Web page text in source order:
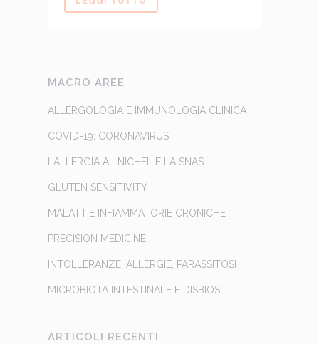
MACRO AREE
ALLERGOLOGIA E IMMUNOLOGIA CLINICA
COVID-19: CORONAVIRUS
L’ALLERGIA AL NICHEL E LA SNAS
GLUTEN SENSITIVITY
MALATTIE INFIAMMATORIE CRONICHE
PRECISION MEDICINE
INTOLLERANZE, ALLERGIE, PARASSITOSI
MICROBIOTA INTESTINALE E DISBIOSI
ARTICOLI RECENTI